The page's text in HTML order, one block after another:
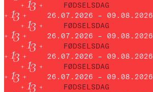
FØDSELSDAG
26.07.2026 – 09.08.2026
FØDSELSDAG
26.07.2026 – 09.08.2026
FØDSELSDAG
26.07.2026 – 09.08.2026
FØDSELSDAG
26.07.2026 – 09.08.2026
FØDSELSDAG